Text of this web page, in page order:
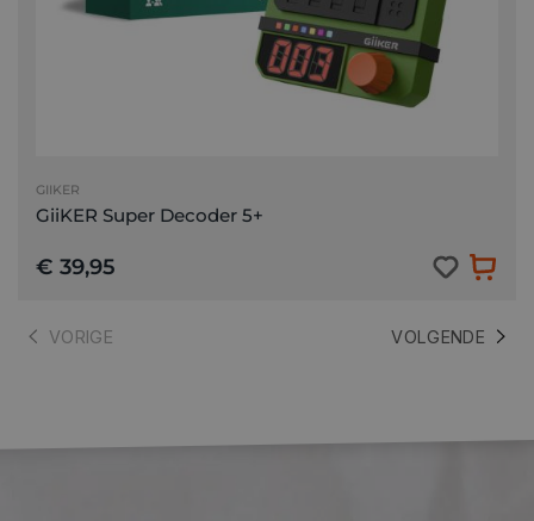
GIIKER
GiiKER Super Decoder 5+
€ 39,95
VORIGE VOLGENDE